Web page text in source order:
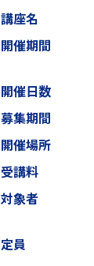
講座名
開催期間
開催日数
募集期間
開催場所
受講料
対象者
定員